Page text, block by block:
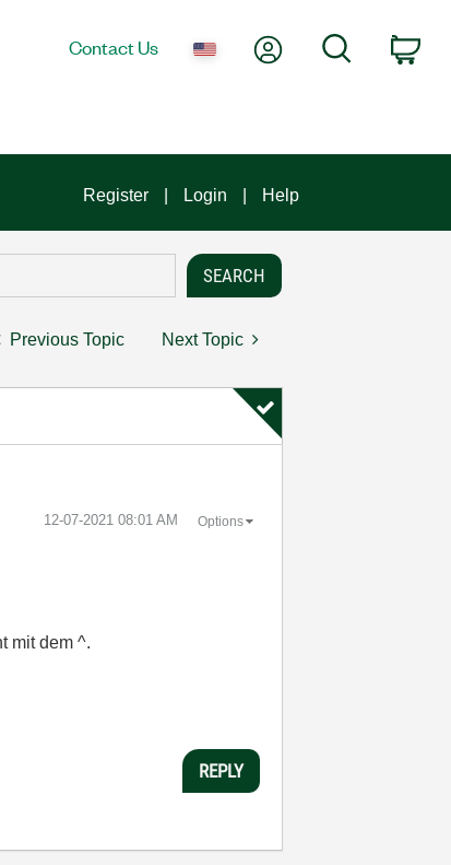
Contact Us My AccountSearch
Register Login Help
Previous Topic Next Topic
‎12-07-2021 08:01 AM Options
mit dem ^.
REPLY